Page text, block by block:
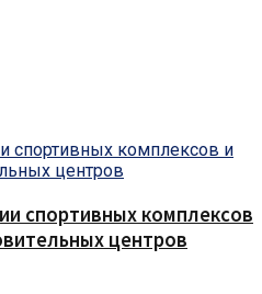
спортивных комплексов
центров